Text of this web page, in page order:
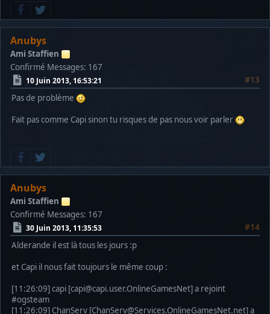
Anubys
Ami Staffien
Confirmé Messages: 167
10 Juin 2013, 16:53:21
#13
Pas de problème
Fait pas comme Capi sinon tu risques de pas nous voir parler
Anubys
Ami Staffien
Confirmé Messages: 167
30 Juin 2013, 11:35:53
#14
Alderande il est là tous les jours :p
et Capi il nous fait toujours le même coup :
[11:26:09] capi [capi@capi.user.OnlineGamesNet] a rejoint
#ogsteam
[11:26:09] ChanServ [ChanServ@Services.OnlineGamesNet.net] a